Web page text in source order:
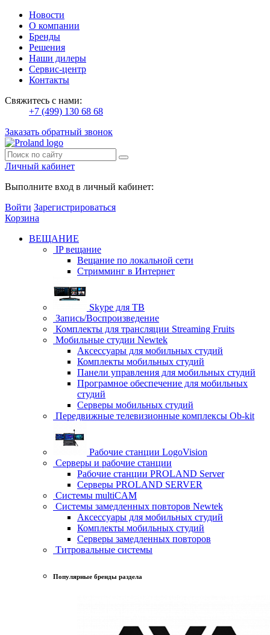
Новости
О компании
Бренды
Решения
Наши дилеры
Сервис-центр
Контакты
Свяжитесь с нами:
+7 (499) 130 68 68
Заказать обратный звонок
Личный кабинет
Выполните вход в личный кабинет:
Войти Зарегистрироваться
Корзина
ВЕЩАНИЕ
IP вещание
Вещание по локальной сети
Стримминг в Интернет
Skype для ТВ
Запись/Воспроизведение
Комплекты для трансляции Streaming Fruits
Мобильные студии Newtek
Аксессуары для мобильных студий
Комплекты мобильных студий
Панели управления для мобильных студий
Програмное обеспечение для мобильных
студий
Серверы мобильных студий
Передвижные телевизионные комплексы Ob-kit
Рабочие станции LogoVision
Серверы и рабочие станции
Рабочие станции PROLAND Server
Серверы PROLAND SERVER
Системы multiCAM
Системы замедленных повторов Newtek
Аксессуары для мобильных студий
Комплекты мобильных студий
Серверы замедленных повторов
Титровальные системы
Популярные бренды раздела